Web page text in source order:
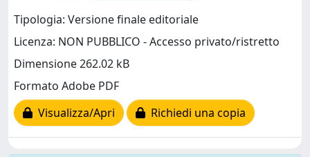
Tipologia: Versione finale editoriale
Licenza: NON PUBBLICO - Accesso privato/ristretto
Dimensione 262.02 kB
Formato Adobe PDF
Visualizza/Apri
Richiedi una copia